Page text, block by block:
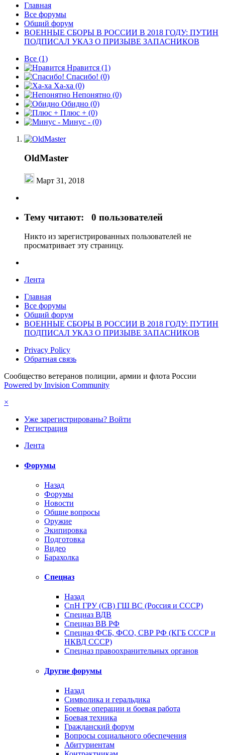
Главная
Все форумы
Общий форум
ВОЕННЫЕ СБОРЫ В РОССИИ В 2018 ГОДУ: ПУТИН
ПОДПИСАЛ УКАЗ О ПРИЗЫВЕ ЗАПАСНИКОВ
Все (1)
Нравится (1)
Спасибо! (0)
Ха-ха (0)
Непонятно (0)
Обидно (0)
Плюс + (0)
Минус - (0)
OldMaster
Март 31, 2018
Тему читают: 0 пользователей
Никто из зарегистрированных пользователей не
просматривает эту страницу.
Лента
Главная
Все форумы
Общий форум
ВОЕННЫЕ СБОРЫ В РОССИИ В 2018 ГОДУ: ПУТИН
ПОДПИСАЛ УКАЗ О ПРИЗЫВЕ ЗАПАСНИКОВ
Privacy Policy
Обратная связь
Сообщество ветеранов полиции, армии и флота России
Powered by Invision Community
×
Уже зарегистрированы? Войти
Регистрация
Лента
Форумы
Назад
Форумы
Новости
Общие вопросы
Оружие
Экипировка
Подготовка
Видео
Барахолка
Спецназ
Назад
СпН ГРУ (СВ) ГШ ВС (Россия и СССР)
Спецназ ВДВ
Спецназ ВВ РФ
Спецназ ФСБ, ФСО, СВР РФ (КГБ СССР и
НКВД СССР)
Спецназ правоохранительных органов
Другие форумы
Назад
Символика и геральдика
Боевые операции и боевая работа
Боевая техника
Гражданский форум
Вопросы социального обеспечения
Абитуриентам